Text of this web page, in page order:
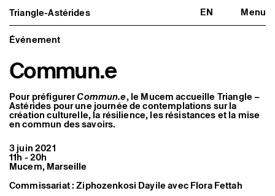
Triangle-Astérides EN Menu
Triangle-Astérides
Centre d’art contemporain
d’intérêt national
et résidence internationale d'artistes
Fermer
Présentation
Équipe et gouvernance
Partenaires et réseaux
Formation professionnelle
Adhérer / nous soutenir
Informations pratiques
Programmation
Expositions
Événement
Commun.e
Pour préfigurerCommun.e, le Mucem accueille Triangle –
Astérides pour une journée de contemplations sur la
création culturelle, la résilience, les résistances et la mise
en commun des savoirs.
3 juin 2021
11h - 20h
Mucem, Marseille
Commissariat : Ziphozenkosi Dayile avec Flora Fettah